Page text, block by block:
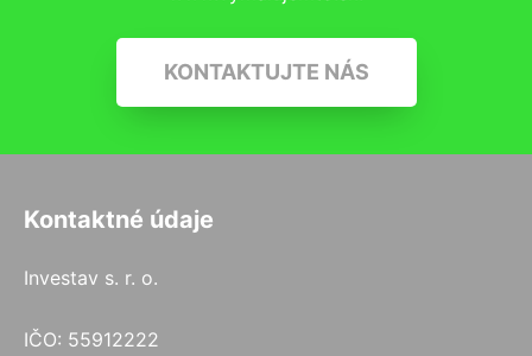
KONTAKTUJTE NÁS
Kontaktné údaje
Investav s. r. o.
IČO: 55912222